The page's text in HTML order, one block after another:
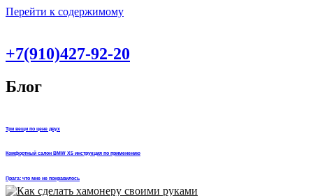
Перейти к содержимому
+7(910)427-92-20
Блог
Три вещи по цене двух
Комфортный салон BMW X5 инструкция по применению
Прага: что мне не понравилось